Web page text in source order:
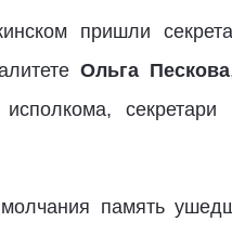
пришли
Ольга Пескова
память